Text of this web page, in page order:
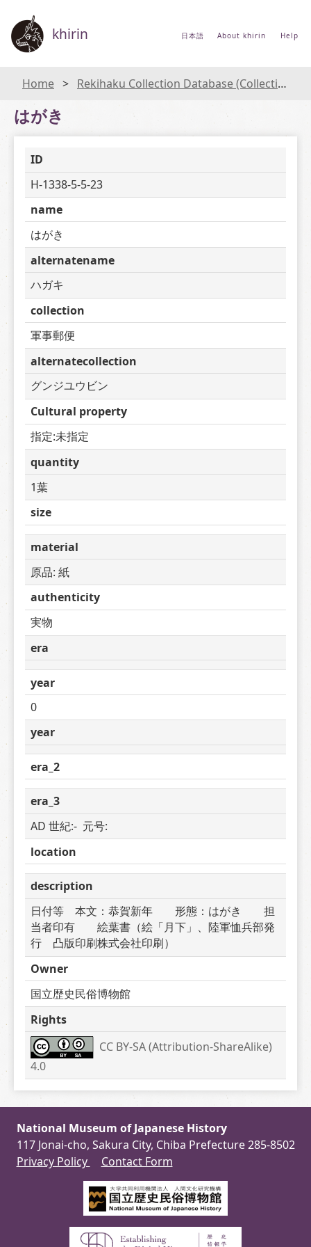
khirin 日本語 About khirin Help
Home Rekihaku Collection Database (Collections Database of the National Museum of Japanese History)
はがき
ID
H-1338-5-5-23
name
はがき
alternatename
ハガキ
collection
軍事郵便
alternatecollection
グンジユウビン
Cultural property
指定:未指定
quantity
1葉
size
material
原品: 紙
authenticity
実物
era
year
0
year
era_2
era_3
AD 世紀:-  元号:
location
description
日付等　本文：恭賀新年　　形態：はがき　　担
当者印有　　絵葉書（絵「月下」、陸軍恤兵部発
行　凸版印刷株式会社印刷）
Owner
国立歴史民俗博物館
Rights
CC BY-SA (Attribution-ShareAlike)
4.0
National Museum of Japanese History
117 Jonai-cho, Sakura City, Chiba Prefecture 285-8502
Privacy Policy
Contact Form